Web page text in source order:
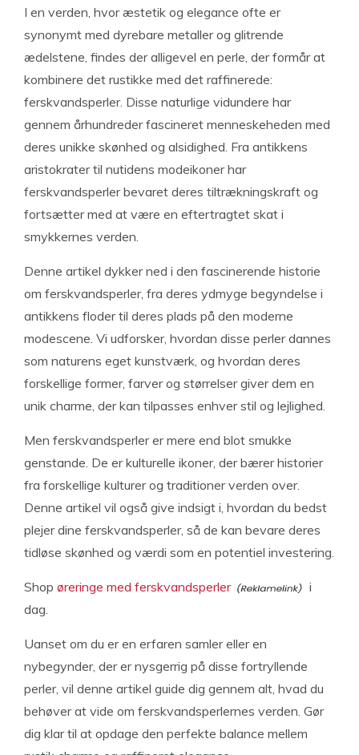
I en verden, hvor æstetik og elegance ofte er
synonymt med dyrebare metaller og glitrende
ædelstene, findes der alligevel en perle, der formår at
kombinere det rustikke med det raffinerede:
ferskvandsperler. Disse naturlige vidundere har
gennem århundreder fascineret menneskeheden med
deres unikke skønhed og alsidighed. Fra antikkens
aristokrater til nutidens modeikoner har
ferskvandsperler bevaret deres tiltrækningskraft og
fortsætter med at være en eftertragtet skat i
smykkernes verden.
Denne artikel dykker ned i den fascinerende historie
om ferskvandsperler, fra deres ydmyge begyndelse i
antikkens floder til deres plads på den moderne
modescene. Vi udforsker, hvordan disse perler dannes
som naturens eget kunstværk, og hvordan deres
forskellige former, farver og størrelser giver dem en
unik charme, der kan tilpasses enhver stil og lejlighed.
Men ferskvandsperler er mere end blot smukke
genstande. De er kulturelle ikoner, der bærer historier
fra forskellige kulturer og traditioner verden over.
Denne artikel vil også give indsigt i, hvordan du bedst
plejer dine ferskvandsperler, så de kan bevare deres
tidløse skønhed og værdi som en potentiel investering.
Shop øreringe med ferskvandsperler
i
dag.
Uanset om du er en erfaren samler eller en
nybegynder, der er nysgerrig på disse fortryllende
perler, vil denne artikel guide dig gennem alt, hvad du
behøver at vide om ferskvandsperlernes verden. Gør
dig klar til at opdage den perfekte balance mellem